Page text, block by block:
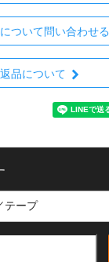
ついて問い合わせる
返品について